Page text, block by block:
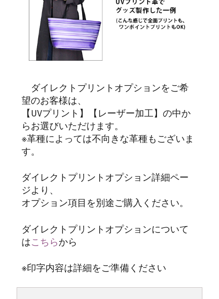
ダイレクトプリントオプションをご希
望のお客様は、
【UVプリント】【レーザー加工】の中か
らお選びいただけます。
※革種によっては不向きな革種もございま
す。
ダイレクトプリントオプション詳細ペー
ジより、
オプション項目を別途ご購入ください。
ダイレクトプリントオプションについて
はこちらから
※印字内容は詳細をご準備ください